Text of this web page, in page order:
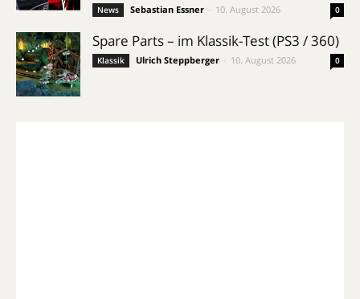
News Sebastian Essner 10. August 2026 0
Spare Parts – im Klassik-Test (PS3 / 360)
Klassik Ulrich Steppberger 10. August 2026 0